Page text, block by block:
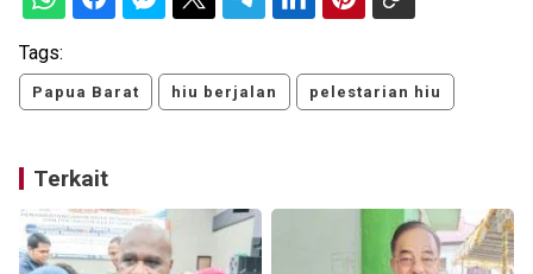
Tags:
Papua Barat hiu berjalan pelestarian hiu
Terkait